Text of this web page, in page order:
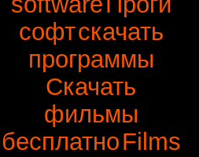
софтскачать
программы
Скачать
фильмы
бесплатноFilms